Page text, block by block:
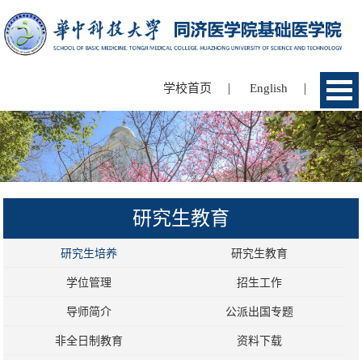
学校首页 | English |
研究生教育
研究生培养 研究生教育
学位管理 招生工作
导师简介 公派出国专题
非全日制教育 资料下载